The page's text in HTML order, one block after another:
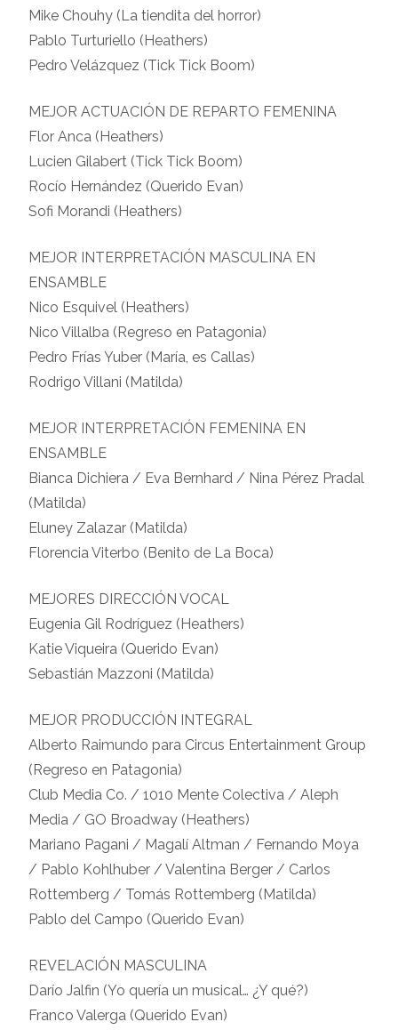
Mike Chouhy (La tiendita del horror)
Pablo Turturiello (Heathers)
Pedro Velázquez (Tick Tick Boom)
MEJOR ACTUACIÓN DE REPARTO FEMENINA
Flor Anca (Heathers)
Lucien Gilabert (Tick Tick Boom)
Rocío Hernández (Querido Evan)
Sofi Morandi (Heathers)
MEJOR INTERPRETACIÓN MASCULINA EN
ENSAMBLE
Nico Esquivel (Heathers)
Nico Villalba (Regreso en Patagonia)
Pedro Frías Yuber (María, es Callas)
Rodrigo Villani (Matilda)
MEJOR INTERPRETACIÓN FEMENINA EN
ENSAMBLE
Bianca Dichiera / Eva Bernhard / Nina Pérez Pradal
(Matilda)
Eluney Zalazar (Matilda)
Florencia Viterbo (Benito de La Boca)
MEJORES DIRECCIÓN VOCAL
Eugenia Gil Rodríguez (Heathers)
Katie Viqueira (Querido Evan)
Sebastián Mazzoni (Matilda)
MEJOR PRODUCCIÓN INTEGRAL
Alberto Raimundo para Circus Entertainment Group
(Regreso en Patagonia)
Club Media Co. / 1010 Mente Colectiva / Aleph
Media / GO Broadway (Heathers)
Mariano Pagani / Magalí Altman / Fernando Moya
/ Pablo Kohlhuber / Valentina Berger / Carlos
Rottemberg / Tomás Rottemberg (Matilda)
Pablo del Campo (Querido Evan)
REVELACIÓN MASCULINA
Darío Jalfin (Yo quería un musical… ¿Y qué?)
Franco Valerga (Querido Evan)